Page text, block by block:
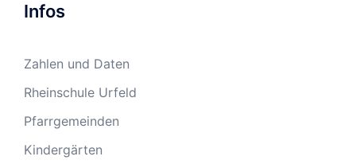
Infos
Zahlen und Daten
Rheinschule Urfeld
Pfarrgemeinden
Kindergärten